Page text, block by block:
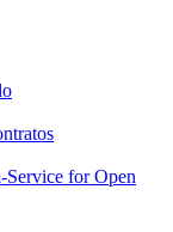
for Open